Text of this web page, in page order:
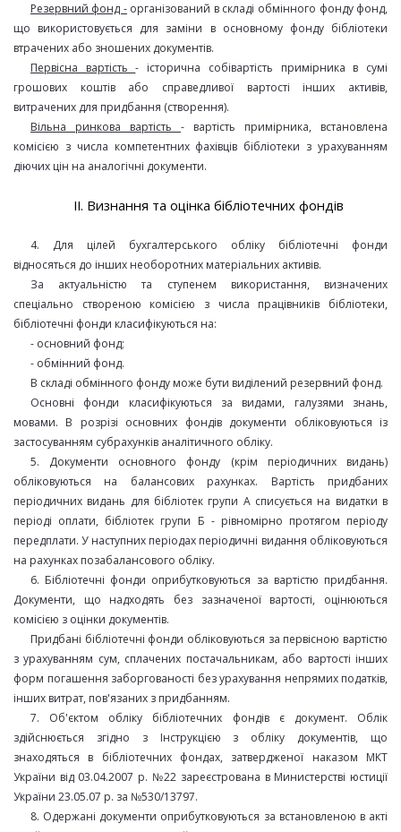
Резервний фонд -організований в складі обмінного фонду фонд,
що використовується для заміни в основному фонду бібліотеки
втрачених або зношених документів.
Первісна вартість- історична собівартість примірника в сумі
грошових коштів або справедливої вартості інших активів,
витрачених для придбання (створення).
Вільна ринкова вартість - вартість примірника, встановлена
комісією з числа компетентних фахівців бібліотеки з урахуванням
діючих цін на аналогічні документи.
ІІ. Визнання та оцінка бібліотечних фондів
4. Для цілей бухгалтерського обліку бібліотечні фонди
відносяться до інших необоротних матеріальних активів.
За актуальністю та ступенем використання, визначених
спеціально створеною комісією з числа працівників бібліотеки,
бібліотечні фонди класифікуються на:
- основний фонд;
- обмінний фонд.
В складі обмінного фонду може бути виділений резервний фонд.
Основні фонди класифікуються за видами, галузями знань,
мовами. В розрізі основних фондів документи обліковуються із
застосуванням субрахунків аналітичного обліку.
5. Документи основного фонду (крім періодичних видань)
обліковуються на балансових рахунках. Вартість придбаних
періодичних видань для бібліотек групи А списується на видатки в
періоді оплати, бібліотек групи Б - рівномірно протягом періоду
передплати. У наступних періодах періодичні видання обліковуються
на рахунках позабалансового обліку.
6. Бібліотечні фонди оприбутковуються за вартістю придбання.
Документи, що надходять без зазначеної вартості, оцінюються
комісією з оцінки документів.
Придбані бібліотечні фонди обліковуються за первісною вартістю
з урахуванням сум, сплачених постачальникам, або вартості інших
форм погашення заборгованості без урахування непрямих податків,
інших витрат, пов'язаних з придбанням.
7. Об'єктом обліку бібліотечних фондів є документ. Облік
здійснюється згідно з Інструкцією з обліку документів, що
знаходяться в бібліотечних фондах, затвердженої наказом МКТ
України від 03.04.2007 р. №22 зареєстрована в Министерстві юстиції
України 23.05.07 р. за №530/13797.
8. Одержані документи оприбутковуються за встановленою в акті